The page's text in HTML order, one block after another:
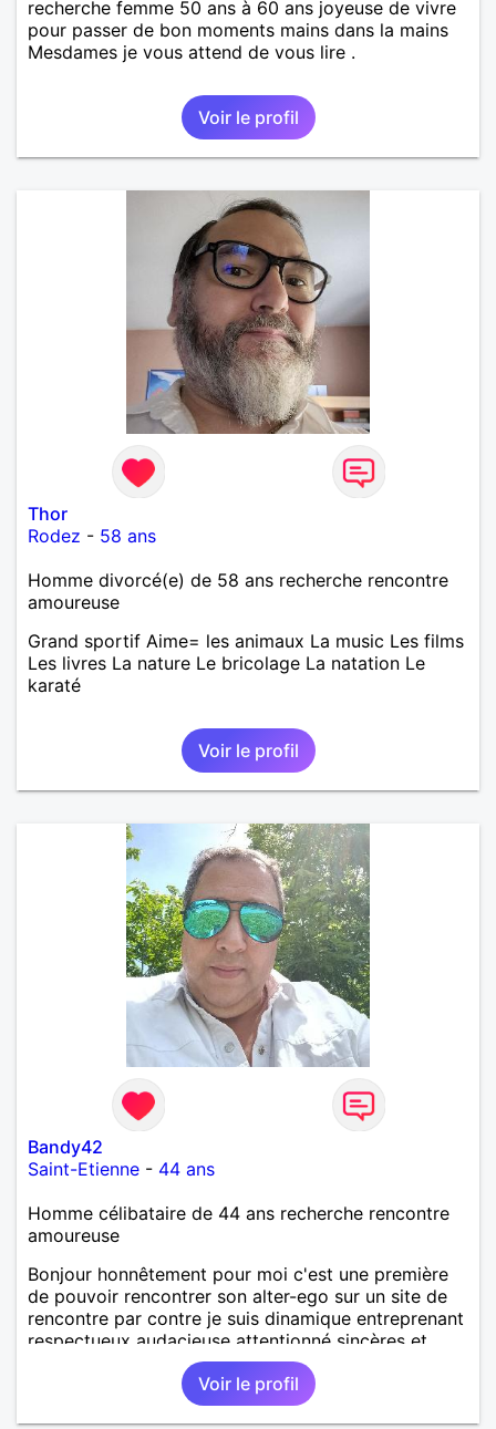
recherche femme 50 ans à 60 ans joyeuse de vivre
pour passer de bon moments mains dans la mains
Mesdames je vous attend de vous lire .
Voir le profil
Thor
Rodez - 58 ans
Homme divorcé(e) de 58 ans recherche rencontre
amoureuse
Grand sportif Aime= les animaux La music Les films
Les livres La nature Le bricolage La natation Le
karaté
Voir le profil
Bandy42
Saint-Etienne - 44 ans
Homme célibataire de 44 ans recherche rencontre
amoureuse
Bonjour honnêtement pour moi c'est une première
de pouvoir rencontrer son alter-ego sur un site de
rencontre par contre je suis dinamique entreprenant
respectueux audacieuse attentionné sincères et
expressif et j' aime surtout les câlins et à les
partager avec humour et amour bisous à+ à bientôt
Voir le profil